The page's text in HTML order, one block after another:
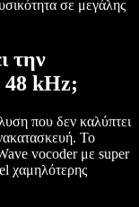
σε μεγάλης
την
48 kHz;
που δεν καλύπτει
Το
vocoder με super
χαμηλότερης